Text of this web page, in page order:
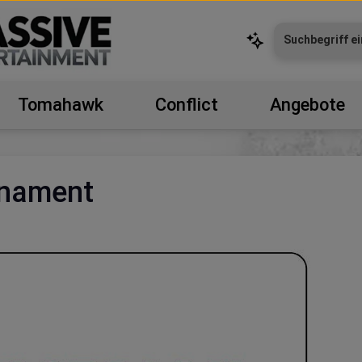
Tomahawk Conflict Angebote